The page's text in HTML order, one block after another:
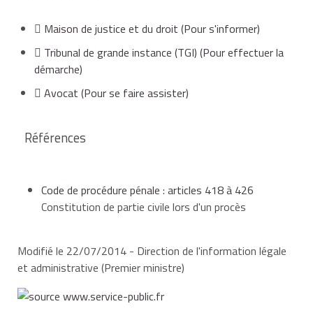
accompagnée des pièces justificatives.
Le tribunal peut toutefois refuser cette constitution
que la personne n'a été touchée par l'infraction jugée.
À noter
souhaite la désignation d'un juge d'instruction, la
constitution de partie civilerelève d'une procédure
spécifique.
Lors de l'audience, la déclaration se fait par oral ou par
écrit. Elle doit intervenir avant que le procureur ne
À savoir
si une instruction est ouverte sous la direction d'un
Maison de justice et du droit (Pour s'informer)
Tribunal de grande instance (TGI) (Pour effectuer la
démarche)
Avocat (Pour se faire assister)
Références
Code de procédure pénale : articles 418 à 426
Constitution de partie civile lors d'un procès
Modifié le 22/07/2014 - Direction de l'information légale
et administrative (Premier ministre)